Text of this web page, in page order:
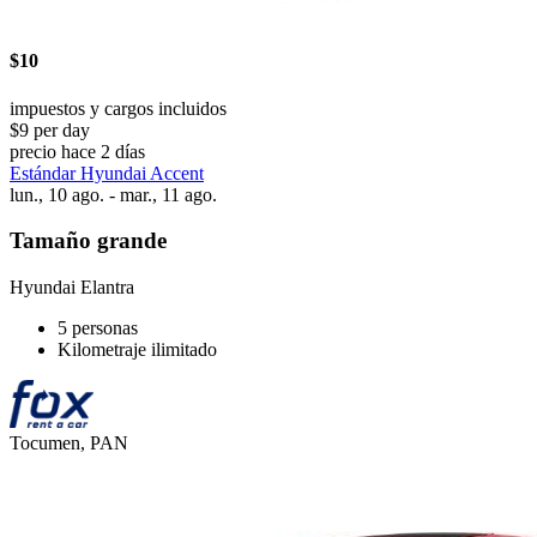
$10
impuestos y cargos incluidos
$9 per day
precio hace 2 días
Estándar Hyundai Accent
lun., 10 ago. - mar., 11 ago.
Tamaño grande
Hyundai Elantra
5 personas
Kilometraje ilimitado
Tocumen, PAN